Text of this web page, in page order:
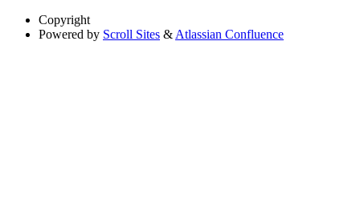
Copyright
Powered by Scroll Sites & Atlassian Confluence